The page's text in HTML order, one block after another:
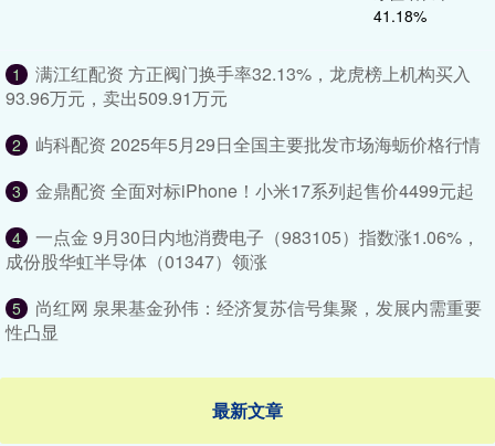
1
满江红配资 方正阀门换手率32.13%，龙虎榜上机构买入
93.96万元，卖出509.91万元
2 屿科配资 2025年5月29日全国主要批发市场海蛎价格行情
3 金鼎配资 ​​全面对标iPhone！小米17系列起售价4499元起
4
一点金 9月30日内地消费电子（983105）指数涨1.06%，
成份股华虹半导体（01347）领涨
5
尚红网 泉果基金孙伟：经济复苏信号集聚，发展内需重要
性凸显
最新文章